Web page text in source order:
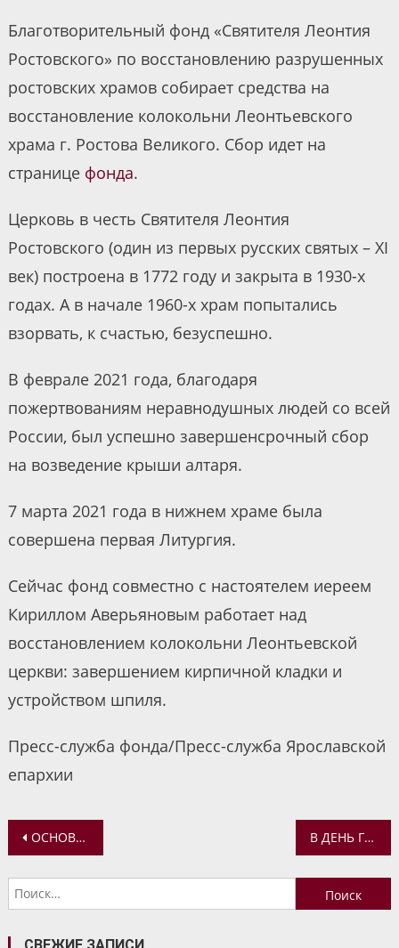
Благотворительный фонд «Святителя Леонтия
Ростовского» по восстановлению разрушенных
ростовских храмов собирает средства на
восстановление колокольни Леонтьевского
храма г. Ростова Великого. Сбор идет на
странице фонда.
Церковь в честь Святителя Леонтия
Ростовского (один из первых русских святых – XI
век) построена в 1772 году и закрыта в 1930-х
годах. А в начале 1960-х храм попытались
взорвать, к счастью, безуспешно.
В феврале 2021 года, благодаря
пожертвованиям неравнодушных людей со всей
России, был успешно завершенсрочный сбор
на возведение крыши алтаря.
7 марта 2021 года в нижнем храме была
совершена первая Литургия.
Сейчас фонд совместно с настоятелем иереем
Кириллом Аверьяновым работает над
восстановлением колокольни Леонтьевской
церкви: завершением кирпичной кладки и
устройством шпиля.
Пресс-служба фонда/Пресс-служба Ярославской
епархии
Навигация
по
записям
ОСНОВЫ РЕСТАВРАЦИОННОГО ДЕЛА. НОВЫЙ КУРС В ВОСКРЕСНОЙ ШКОЛЕ В ДЕНЬ ГОРОДА ЯРОСЛАВЛЯ У ПАМЯТНИКА БЛАГОВЕРНОМУ КНЯЗЮ ЯРОСЛАВУ МУДРОМУ ОТСЛУЖЕН МОЛЕБЕН
Найти:
СВЕЖИЕ ЗАПИСИ